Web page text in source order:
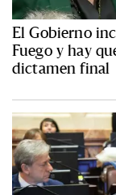
El Gobierno
Fuego y hay
dictamen final